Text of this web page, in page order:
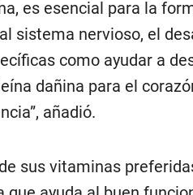
es esencial para la
sistema nervioso, el
como ayudar a
dañina para el
añadió.
sus vitaminas